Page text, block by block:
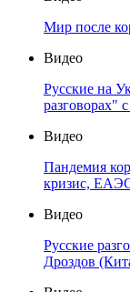
Мир после
Видео
Русские на
разговорах"
Видео
Пандемия
кризис,
Видео
Русские
Дроздов